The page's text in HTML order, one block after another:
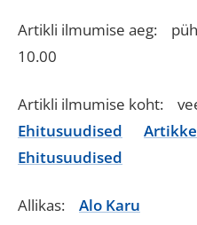
Artikli ilmumise aeg:
10.00
Artikli ilmumise koht:
Ehitusuudised
Ehitusuudised
Allikas: Alo Karu